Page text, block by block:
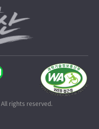
rights reserved.